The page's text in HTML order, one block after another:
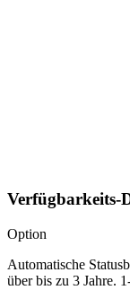
Verfügbarkeits-
Option
Automatische
über bis zu 3 Jahre.